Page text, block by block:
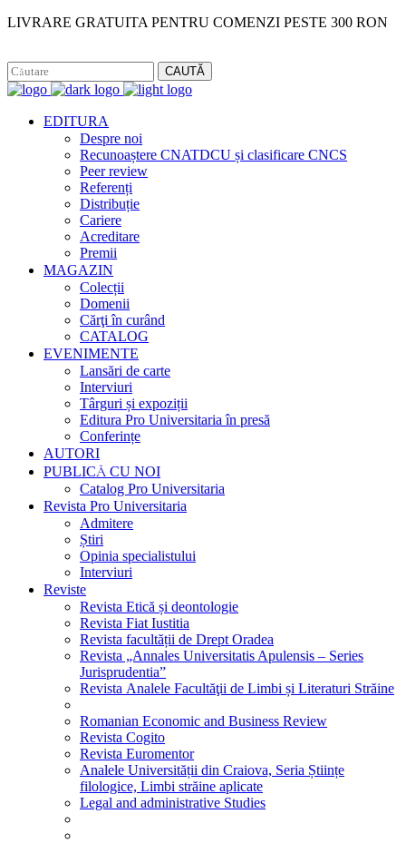
LIVRARE GRATUITA PENTRU COMENZI PESTE 300 RON
CAUTĂ
EDITURA
Despre noi
Recunoaștere CNATDCU și clasificare CNCS
Peer review
Referenți
Distribuție
Cariere
Acreditare
Premii
MAGAZIN
Colecții
Domenii
Cărţi în curând
CATALOG
EVENIMENTE
Lansări de carte
Interviuri
Târguri și expoziții
Editura Pro Universitaria în presă
Conferințe
AUTORI
PUBLICĂ CU NOI
Catalog Pro Universitaria
Revista Pro Universitaria
Admitere
Știri
Opinia specialistului
Interviuri
Reviste
Revista Etică și deontologie
Revista Fiat Iustitia
Revista facultății de Drept Oradea
Revista „Annales Universitatis Apulensis – Series
Jurisprudentia”
Revista Analele Facultăţii de Limbi și Literaturi Străine
Romanian Economic and Business Review
Revista Cogito
Revista Euromentor
Analele Universității din Craiova, Seria Științe
filologice, Limbi străine aplicate
Legal and administrative Studies